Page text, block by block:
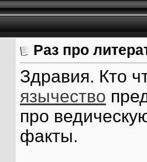
Раз про
Здравия. Кто
язычество
про
факты.